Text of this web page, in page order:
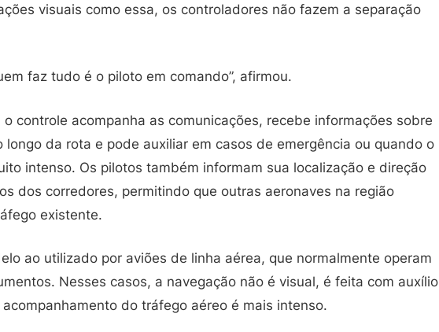
visuais como essa, os controladores não fazem a separação
faz tudo é o piloto em comando”, afirmou.
controle acompanha as comunicações, recebe informações sobre
longo da rota e pode auxiliar em casos de emergência ou quando o
intenso. Os pilotos também informam sua localização e direção
dos corredores, permitindo que outras aeronaves na região
existente.
ao utilizado por aviões de linha aérea, que normalmente operam
Nesses casos, a navegação não é visual, é feita com auxílio
do tráfego aéreo é mais intenso.